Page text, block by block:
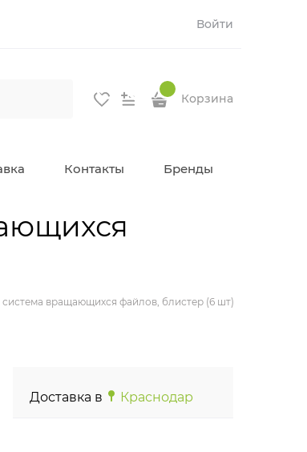
Войти
Корзина
Контакты Бренды
вращающихся файлов, блистер (6 шт)
Доставка в Краснодар